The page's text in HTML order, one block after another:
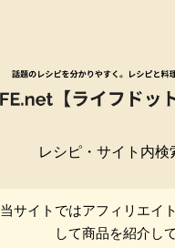
レシピ・サイト内検
当サイトではアフィリエイ
して商品を紹介し